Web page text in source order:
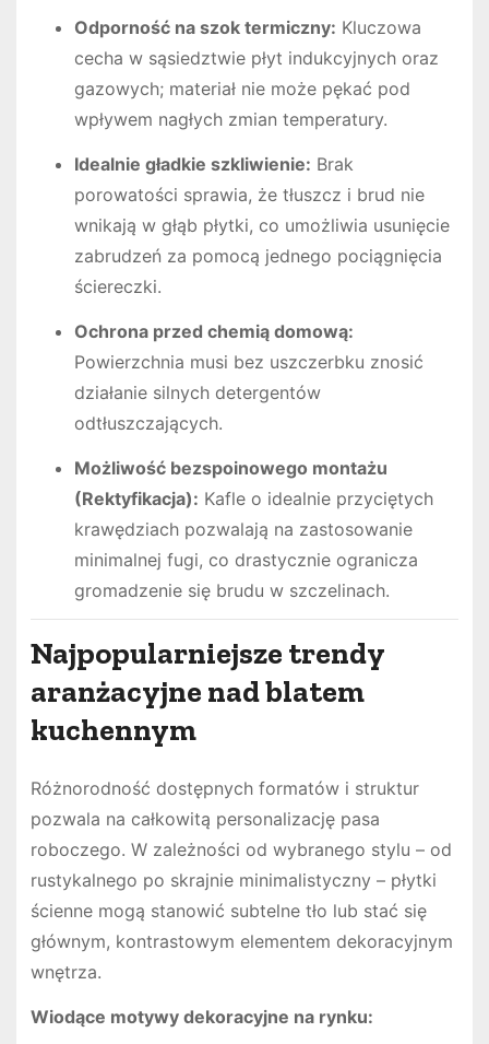
Odporność na szok termiczny: Kluczowa
cecha w sąsiedztwie płyt indukcyjnych oraz
gazowych; materiał nie może pękać pod
wpływem nagłych zmian temperatury.
Idealnie gładkie szkliwienie: Brak
porowatości sprawia, że tłuszcz i brud nie
wnikają w głąb płytki, co umożliwia usunięcie
zabrudzeń za pomocą jednego pociągnięcia
ściereczki.
Ochrona przed chemią domową:
Powierzchnia musi bez uszczerbku znosić
działanie silnych detergentów
odtłuszczających.
Możliwość bezspoinowego montażu
(Rektyfikacja): Kafle o idealnie przyciętych
krawędziach pozwalają na zastosowanie
minimalnej fugi, co drastycznie ogranicza
gromadzenie się brudu w szczelinach.
Najpopularniejsze trendy
aranżacyjne nad blatem
kuchennym
Różnorodność dostępnych formatów i struktur
pozwala na całkowitą personalizację pasa
roboczego. W zależności od wybranego stylu – od
rustykalnego po skrajnie minimalistyczny – płytki
ścienne mogą stanowić subtelne tło lub stać się
głównym, kontrastowym elementem dekoracyjnym
wnętrza.
Wiodące motywy dekoracyjne na rynku: